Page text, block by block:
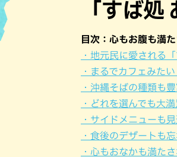
「すば処
目次：心もお腹も満
・地元民に愛される
・まるでカフェみた
・沖縄そばの種類も
・どれを選んでも大
・サイドメニューも
・食後のデザートも
・心もおなかも満た